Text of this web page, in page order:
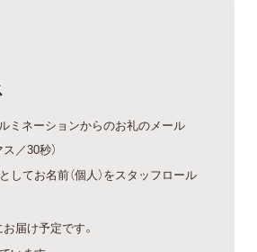
ミネーションからのお礼のメール
／30秒）
としてお名前（個人）をスタッフロール
届け予定です。